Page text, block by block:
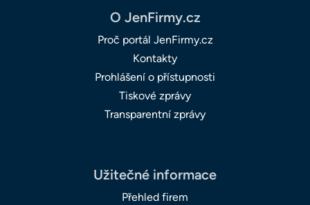
O JenFirmy.cz
Proč portál JenFirmy.cz
Kontakty
Prohlášení o přístupnosti
Tiskové zprávy
Transparentní zprávy
Užitečné informace
Přehled firem